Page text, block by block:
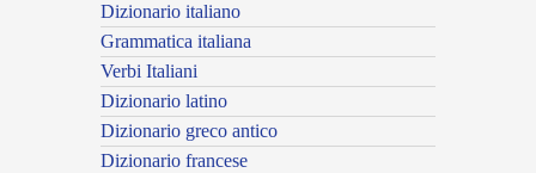
Dizionario italiano
Grammatica italiana
Verbi Italiani
Dizionario latino
Dizionario greco antico
Dizionario francese